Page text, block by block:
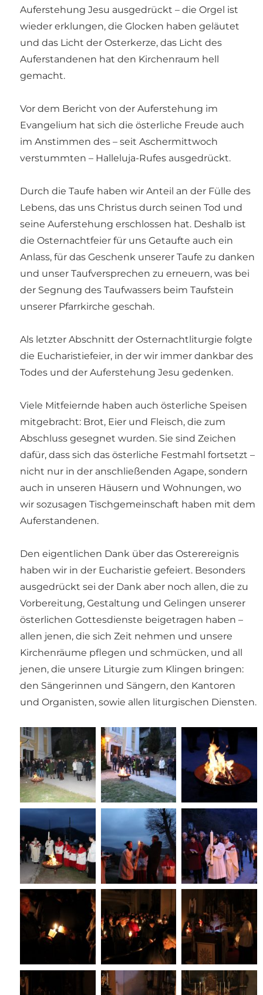
Auferstehung Jesu ausgedrückt – die Orgel ist
wieder erklungen, die Glocken haben geläutet
und das Licht der Osterkerze, das Licht des
Auferstandenen hat den Kirchenraum hell
gemacht.
Vor dem Bericht von der Auferstehung im
Evangelium hat sich die österliche Freude auch
im Anstimmen des – seit Aschermittwoch
verstummten – Halleluja-Rufes ausgedrückt.
Durch die Taufe haben wir Anteil an der Fülle des
Lebens, das uns Christus durch seinen Tod und
seine Auferstehung erschlossen hat. Deshalb ist
die Osternachtfeier für uns Getaufte auch ein
Anlass, für das Geschenk unserer Taufe zu danken
und unser Taufversprechen zu erneuern, was bei
der Segnung des Taufwassers beim Taufstein
unserer Pfarrkirche geschah.
Als letzter Abschnitt der Osternachtliturgie folgte
die Eucharistiefeier, in der wir immer dankbar des
Todes und der Auferstehung Jesu gedenken.
Viele Mitfeiernde haben auch österliche Speisen
mitgebracht: Brot, Eier und Fleisch, die zum
Abschluss gesegnet wurden. Sie sind Zeichen
dafür, dass sich das österliche Festmahl fortsetzt –
nicht nur in der anschließenden Agape, sondern
auch in unseren Häusern und Wohnungen, wo
wir sozusagen Tischgemeinschaft haben mit dem
Auferstandenen.
Den eigentlichen Dank über das Osterereignis
haben wir in der Eucharistie gefeiert. Besonders
ausgedrückt sei der Dank aber noch allen, die zu
Vorbereitung, Gestaltung und Gelingen unserer
österlichen Gottesdienste beigetragen haben –
allen jenen, die sich Zeit nehmen und unsere
Kirchenräume pflegen und schmücken, und all
jenen, die unsere Liturgie zum Klingen bringen:
den Sängerinnen und Sängern, den Kantoren
und Organisten, sowie allen liturgischen Diensten.